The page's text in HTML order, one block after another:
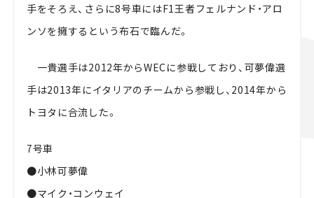
手をそろえ、さらに8号車にはF1王者フェルナンド・アロ
ンソを擁するという布石で臨んだ。
一貴選手は2012年からWECに参戦しており、可夢偉選
手は2013年にイタリアのチームから参戦し、2014年から
トヨタに合流した。
7号車
●小林可夢偉
●マイク・コンウェイ